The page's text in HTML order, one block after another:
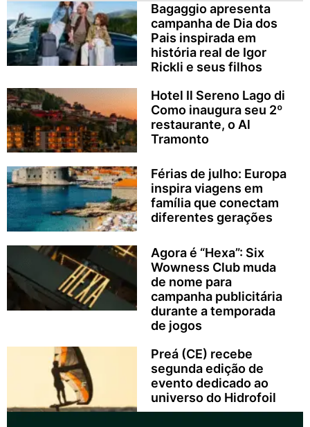
Bagaggio apresenta
campanha de Dia dos
Pais inspirada em
história real de Igor
Rickli e seus filhos
Hotel Il Sereno Lago di
Como inaugura seu 2º
restaurante, o Al
Tramonto
Férias de julho: Europa
inspira viagens em
família que conectam
diferentes gerações
Agora é “Hexa”: Six
Wowness Club muda
de nome para
campanha publicitária
durante a temporada
de jogos
Preá (CE) recebe
segunda edição de
evento dedicado ao
universo do Hidrofoil